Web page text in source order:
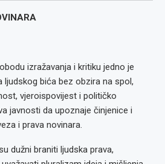
izražavanja i kritiku jedno je
ljudskog bića bez obzira na spol,
vjeroispovijest i političko
javnosti da upoznaje činjenice i
i prava novinara.
dužni braniti ljudska prava,